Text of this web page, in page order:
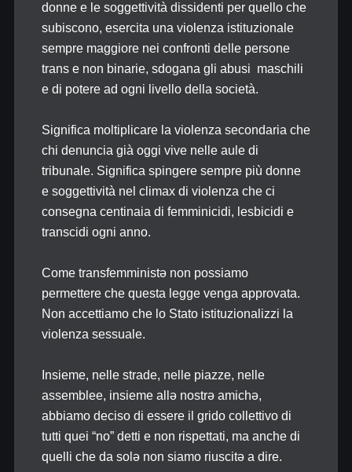
donne e le soggettività dissidenti per quello che
subiscono, esercita una violenza istituzionale
sempre maggiore nei confronti delle persone
trans e non binarie, sdogana gli abusi maschili
e di potere ad ogni livello della società.
Significa moltiplicare la violenza secondaria che
chi denuncia già oggi vive nelle aule di
tribunale. Significa spingere sempre più donne
e soggettività nel climax di violenza che ci
consegna centinaia di femminicidi, lesbicidi e
transcidi ogni anno.
Come transfemministə non possiamo
permettere che questa legge venga approvata.
Non accettiamo che lo Stato istituzionalizzi la
violenza sessuale.
Insieme, nelle strade, nelle piazze, nelle
assemblee, insieme allə nostrə amichə,
abbiamo deciso di essere il grido collettivo di
tutti quei “no” detti e non rispettati, ma anche di
quelli che da solə non siamo riuscitə a dire.